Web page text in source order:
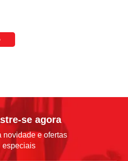
se agora
novidade e ofertas
especiais